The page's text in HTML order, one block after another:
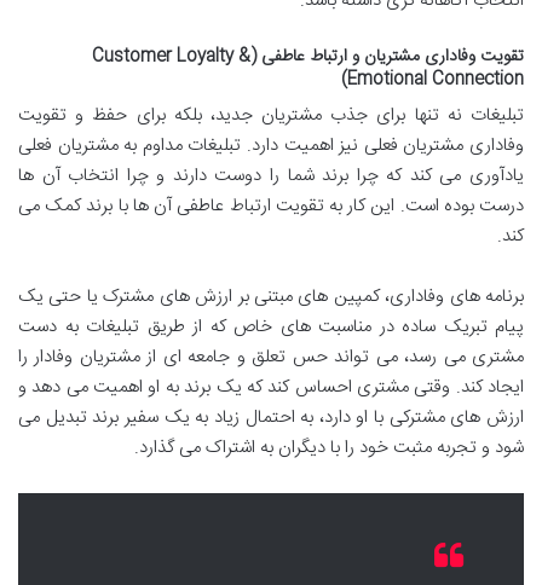
تقویت وفاداری مشتریان و ارتباط عاطفی (Customer Loyalty &
Emotional Connection)
تبلیغات نه تنها برای جذب مشتریان جدید، بلکه برای حفظ و تقویت
وفاداری مشتریان فعلی نیز اهمیت دارد. تبلیغات مداوم به مشتریان فعلی
یادآوری می کند که چرا برند شما را دوست دارند و چرا انتخاب آن ها
درست بوده است. این کار به تقویت ارتباط عاطفی آن ها با برند کمک می
کند.
برنامه های وفاداری، کمپین های مبتنی بر ارزش های مشترک یا حتی یک
پیام تبریک ساده در مناسبت های خاص که از طریق تبلیغات به دست
مشتری می رسد، می تواند حس تعلق و جامعه ای از مشتریان وفادار را
ایجاد کند. وقتی مشتری احساس کند که یک برند به او اهمیت می دهد و
ارزش های مشترکی با او دارد، به احتمال زیاد به یک سفیر برند تبدیل می
شود و تجربه مثبت خود را با دیگران به اشتراک می گذارد.